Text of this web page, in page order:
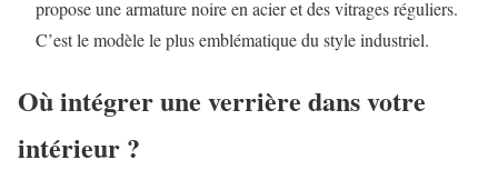
propose une armature noire en acier et des vitrages réguliers.
C’est le modèle le plus emblématique du style industriel.
Où intégrer une verrière dans votre
intérieur ?